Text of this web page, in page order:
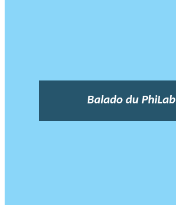
Balado du PhiLab